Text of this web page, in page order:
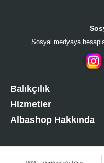
Sosyal medyaya
Balıkçılık
Hizmetler
Albashop Hakkında